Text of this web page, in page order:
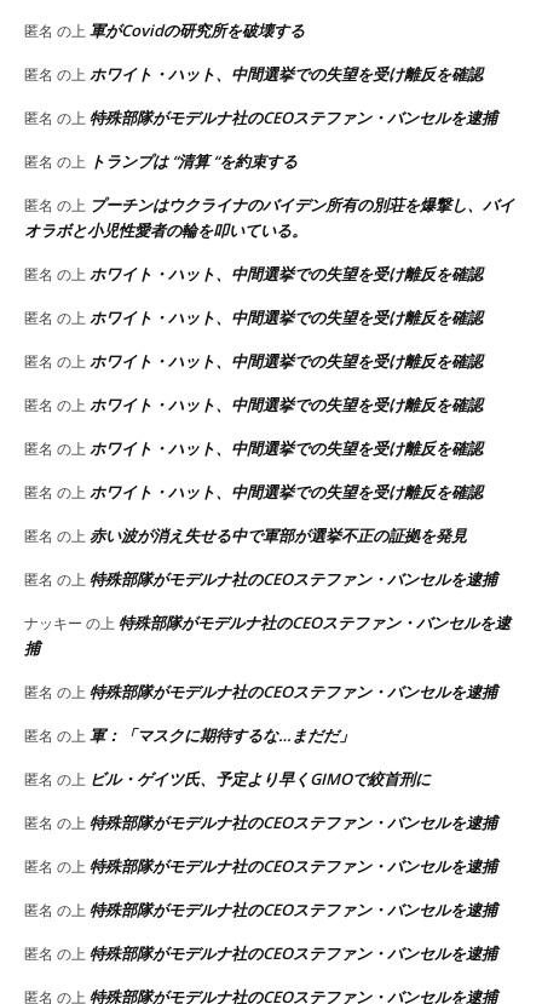
匿名 の上軍がCovidの研究所を破壊する
匿名 の上ホワイト・ハット、中間選挙での失望を受け離反を確認
匿名 の上特殊部隊がモデルナ社のCEOステファン・バンセルを逮捕
匿名 の上 トランプは “清算 “を約束する
匿名 の上 プーチンはウクライナのバイデン所有の別荘を爆撃し、バイ
オラボと小児性愛者の輪を叩いている。
匿名 の上ホワイト・ハット、中間選挙での失望を受け離反を確認
匿名 の上ホワイト・ハット、中間選挙での失望を受け離反を確認
匿名 の上ホワイト・ハット、中間選挙での失望を受け離反を確認
匿名 の上ホワイト・ハット、中間選挙での失望を受け離反を確認
匿名 の上ホワイト・ハット、中間選挙での失望を受け離反を確認
匿名 の上ホワイト・ハット、中間選挙での失望を受け離反を確認
匿名 の上赤い波が消え失せる中で軍部が選挙不正の証拠を発見
匿名 の上特殊部隊がモデルナ社のCEOステファン・バンセルを逮捕
ナッキー の上特殊部隊がモデルナ社のCEOステファン・バンセルを逮
捕
匿名 の上特殊部隊がモデルナ社のCEOステファン・バンセルを逮捕
匿名 の上軍：「マスクに期待するな…まだだ」
匿名 の上 ビル・ゲイツ氏、予定より早くGIMOで絞首刑に
匿名 の上特殊部隊がモデルナ社のCEOステファン・バンセルを逮捕
匿名 の上特殊部隊がモデルナ社のCEOステファン・バンセルを逮捕
匿名 の上特殊部隊がモデルナ社のCEOステファン・バンセルを逮捕
匿名 の上特殊部隊がモデルナ社のCEOステファン・バンセルを逮捕
匿名 の上特殊部隊がモデルナ社のCEOステファン・バンセルを逮捕